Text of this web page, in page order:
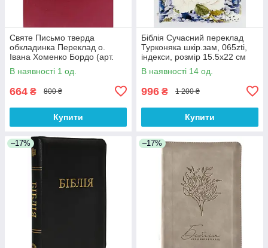
Святе Письмо тверда
обкладинка Переклад о.
Івана Хоменко Бордо (арт.
1063.б) розмір 15х20.5 см
В наявності 1 од.
664 ₴ 800 ₴
Купити
Біблія Сучасний переклад
Турконяка шкір.зам, 065zti,
індекси, розмір 15.5х22 см
(арт 1056658) Квіти
В наявності 14 од.
996 ₴ 1 200 ₴
Купити
–17% –17%